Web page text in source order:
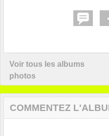
Voir tous les albums
photos
COMMENTEZ